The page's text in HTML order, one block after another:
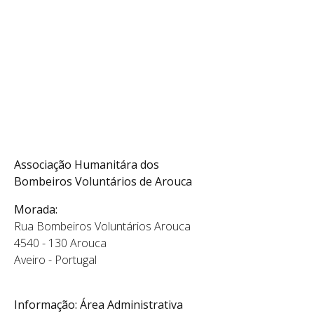
Associação Humanitára dos
Bombeiros Voluntários de Arouca
Morada:
Rua Bombeiros Voluntários Arouca
4540 - 130 Arouca
Aveiro - Portugal
Informação: Área Administrativa